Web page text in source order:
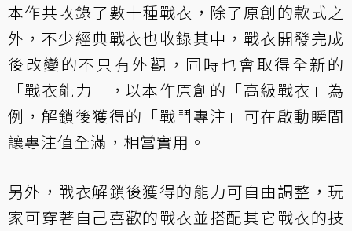
本作共收錄了數十種戰衣，除了原創的款式之
外，不少經典戰衣也收錄其中，戰衣開發完成
後改變的不只有外觀，同時也會取得全新的
「戰衣能力」，以本作原創的「高級戰衣」為
例，解鎖後獲得的「戰鬥專注」可在啟動瞬間
讓專注值全滿，相當實用。
另外，戰衣解鎖後獲得的能力可自由調整，玩
家可穿著自己喜歡的戰衣並搭配其它戰衣的技